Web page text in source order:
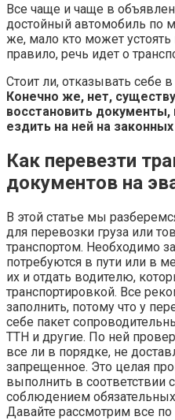
Все чаще и чаще в
достойный автомобиль по
же, мало кто может
правило, речь идет о
Стоит ли, отказывать себе
Конечно же, нет,
восстановить
ездить на ней на законных
Как перевезти
документов на
В этой статье мы
для перевозки груза или
транспортом. Необходимо
потребуются в пути или в
их и отдать водителю,
транспортировкой. Все
заполнить, потому что у
себе пакет
ТТН и другие. По ней
все ли в порядке, не
запрещенное. Это целая
выполнить в соответствии
соблюдением
Давайте рассмотрим все по